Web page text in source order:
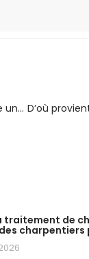
Comment reconnaître une charpente traditionnelle parfaitement réalisée ?
traitement de
charpentiers